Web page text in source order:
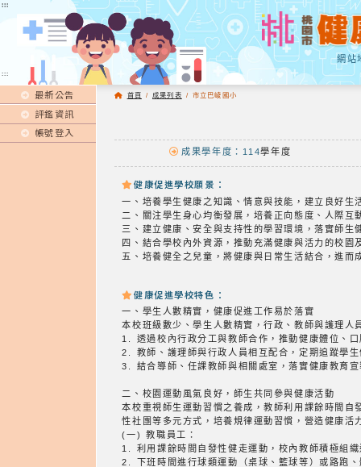
:::
網站
:::
最新公告
評鑑資訊
帳號登入
首頁 / 成果列表 / 市立巴崚國小
成果學年度：114學年度
健康促進學校願景：
一、培養學生健康之知識、情意與技能，建立良好生
二、關注學生身心均衡發展，培養正向態度、人際互
三、建立健康、安全與支持性的學習環境，落實師生
四、結合學校內外資源，推動充滿健康與活力的校園
五、培養健全之兒童，將健康與日常生活結合，進
健康促進學校特色：
一、學生人數精實，健康促進工作易於落實
本校班級數少、學生人數精實，行政、教師與護理
1. 透過校內行政分工與教師合作，推動健康體位、
2. 教師、護理師與行政人員相互配合，定期追蹤學
3. 結合導師、任課教師與相關處室，落實健康教育
二、校園運動風氣良好，師生共同參與健康活動
本校重視師生運動習慣之養成，教師利用課餘時間
性社團等多元方式，培養規律運動習慣，營造健康活
(一) 教職員工：
1. 利用課餘時間自發性健走運動，校內教師積極組
2. 下班時間進行球類運動（桌球、籃球等）或路跑
:::